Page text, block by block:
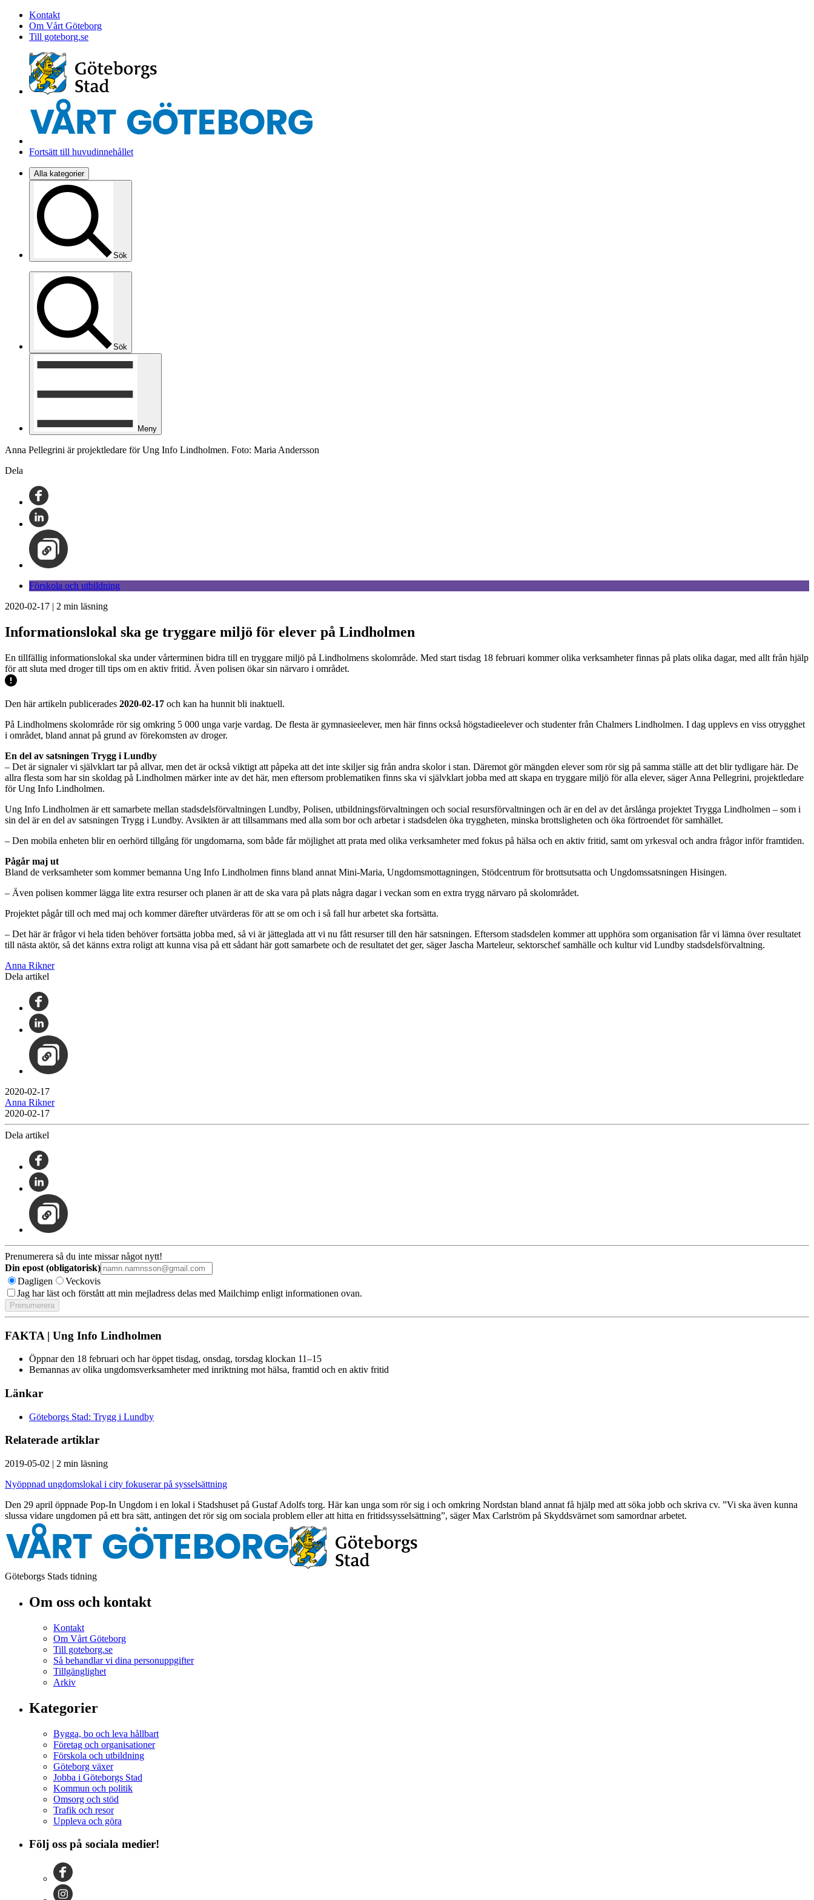
Kontakt
Om Vårt Göteborg
Till goteborg.se
Fortsätt till huvudinnehållet
Alla kategorier
Sök
Sök
Meny
Anna Pellegrini är projektledare för Ung Info Lindholmen. Foto: Maria Andersson
Dela
Förskola och utbildning
2020-02-17 | 2 min läsning
Informationslokal ska ge tryggare miljö för elever på Lindholmen
En tillfällig informationslokal ska under vårterminen bidra till en tryggare miljö på Lindholmens skolområde. Med start tisdag 18 februari kommer olika verksamheter finnas på plats olika dagar, med allt från hjälp
för att sluta med droger till tips om en aktiv fritid. Även polisen ökar sin närvaro i området.
Den här artikeln publicerades 2020-02-17 och kan ha hunnit bli inaktuell.
På Lindholmens skolområde rör sig omkring 5 000 unga varje vardag. De flesta är gymnasieelever, men här finns också högstadieelever och studenter från Chalmers Lindholmen. I dag upplevs en viss otrygghet
i området, bland annat på grund av förekomsten av droger.
En del av satsningen Trygg i Lundby
– Det är signaler vi självklart tar på allvar, men det är också viktigt att påpeka att det inte skiljer sig från andra skolor i stan. Däremot gör mängden elever som rör sig på samma ställe att det blir tydligare här. De
allra flesta som har sin skoldag på Lindholmen märker inte av det här, men eftersom problematiken finns ska vi självklart jobba med att skapa en tryggare miljö för alla elever, säger Anna Pellegrini, projektledare
för Ung Info Lindholmen.
Ung Info Lindholmen är ett samarbete mellan stadsdelsförvaltningen Lundby, Polisen, utbildningsförvaltningen och social resursförvaltningen och är en del av det årslånga projektet Trygga Lindholmen – som i
sin del är en del av satsningen Trygg i Lundby. Avsikten är att tillsammans med alla som bor och arbetar i stadsdelen öka tryggheten, minska brottsligheten och öka förtroendet för samhället.
– Den mobila enheten blir en oerhörd tillgång för ungdomarna, som både får möjlighet att prata med olika verksamheter med fokus på hälsa och en aktiv fritid, samt om yrkesval och andra frågor inför framtiden.
Pågår maj ut
Bland de verksamheter som kommer bemanna Ung Info Lindholmen finns bland annat Mini-Maria, Ungdomsmottagningen, Stödcentrum för brottsutsatta och Ungdomssatsningen Hisingen.
– Även polisen kommer lägga lite extra resurser och planen är att de ska vara på plats några dagar i veckan som en extra trygg närvaro på skolområdet.
Projektet pågår till och med maj och kommer därefter utvärderas för att se om och i så fall hur arbetet ska fortsätta.
– Det här är frågor vi hela tiden behöver fortsätta jobba med, så vi är jätteglada att vi nu fått resurser till den här satsningen. Eftersom stadsdelen kommer att upphöra som organisation får vi lämna över resultatet
till nästa aktör, så det känns extra roligt att kunna visa på ett sådant här gott samarbete och de resultatet det ger, säger Jascha Marteleur, sektorschef samhälle och kultur vid Lundby stadsdelsförvaltning.
Anna Rikner
Dela artikel
2020-02-17
Anna Rikner
2020-02-17
Dela artikel
Prenumerera så du inte missar något nytt!
Din epost (obligatorisk)
Dagligen
Veckovis
Jag har läst och förstått att min mejladress delas med Mailchimp enligt informationen ovan.
FAKTA | Ung Info Lindholmen
Öppnar den 18 februari och har öppet tisdag, onsdag, torsdag klockan 11–15
Bemannas av olika ungdomsverksamheter med inriktning mot hälsa, framtid och en aktiv fritid
Länkar
Göteborgs Stad: Trygg i Lundby
Relaterade artiklar
2019-05-02 | 2 min läsning
Nyöppnad ungdomslokal i city fokuserar på sysselsättning
Den 29 april öppnade Pop-In Ungdom i en lokal i Stadshuset på Gustaf Adolfs torg. Här kan unga som rör sig i och omkring Nordstan bland annat få hjälp med att söka jobb och skriva cv. ”Vi ska även kunna
slussa vidare ungdomen på ett bra sätt, antingen det rör sig om sociala problem eller att hitta en fritidssysselsättning”, säger Max Carlström på Skyddsvärnet som samordnar arbetet.
Göteborgs Stads tidning
Om oss och kontakt
Kontakt
Om Vårt Göteborg
Till goteborg.se
Så behandlar vi dina personuppgifter
Tillgänglighet
Arkiv
Kategorier
Bygga, bo och leva hållbart
Företag och organisationer
Förskola och utbildning
Göteborg växer
Jobba i Göteborgs Stad
Kommun och politik
Omsorg och stöd
Trafik och resor
Uppleva och göra
Följ oss på sociala medier!